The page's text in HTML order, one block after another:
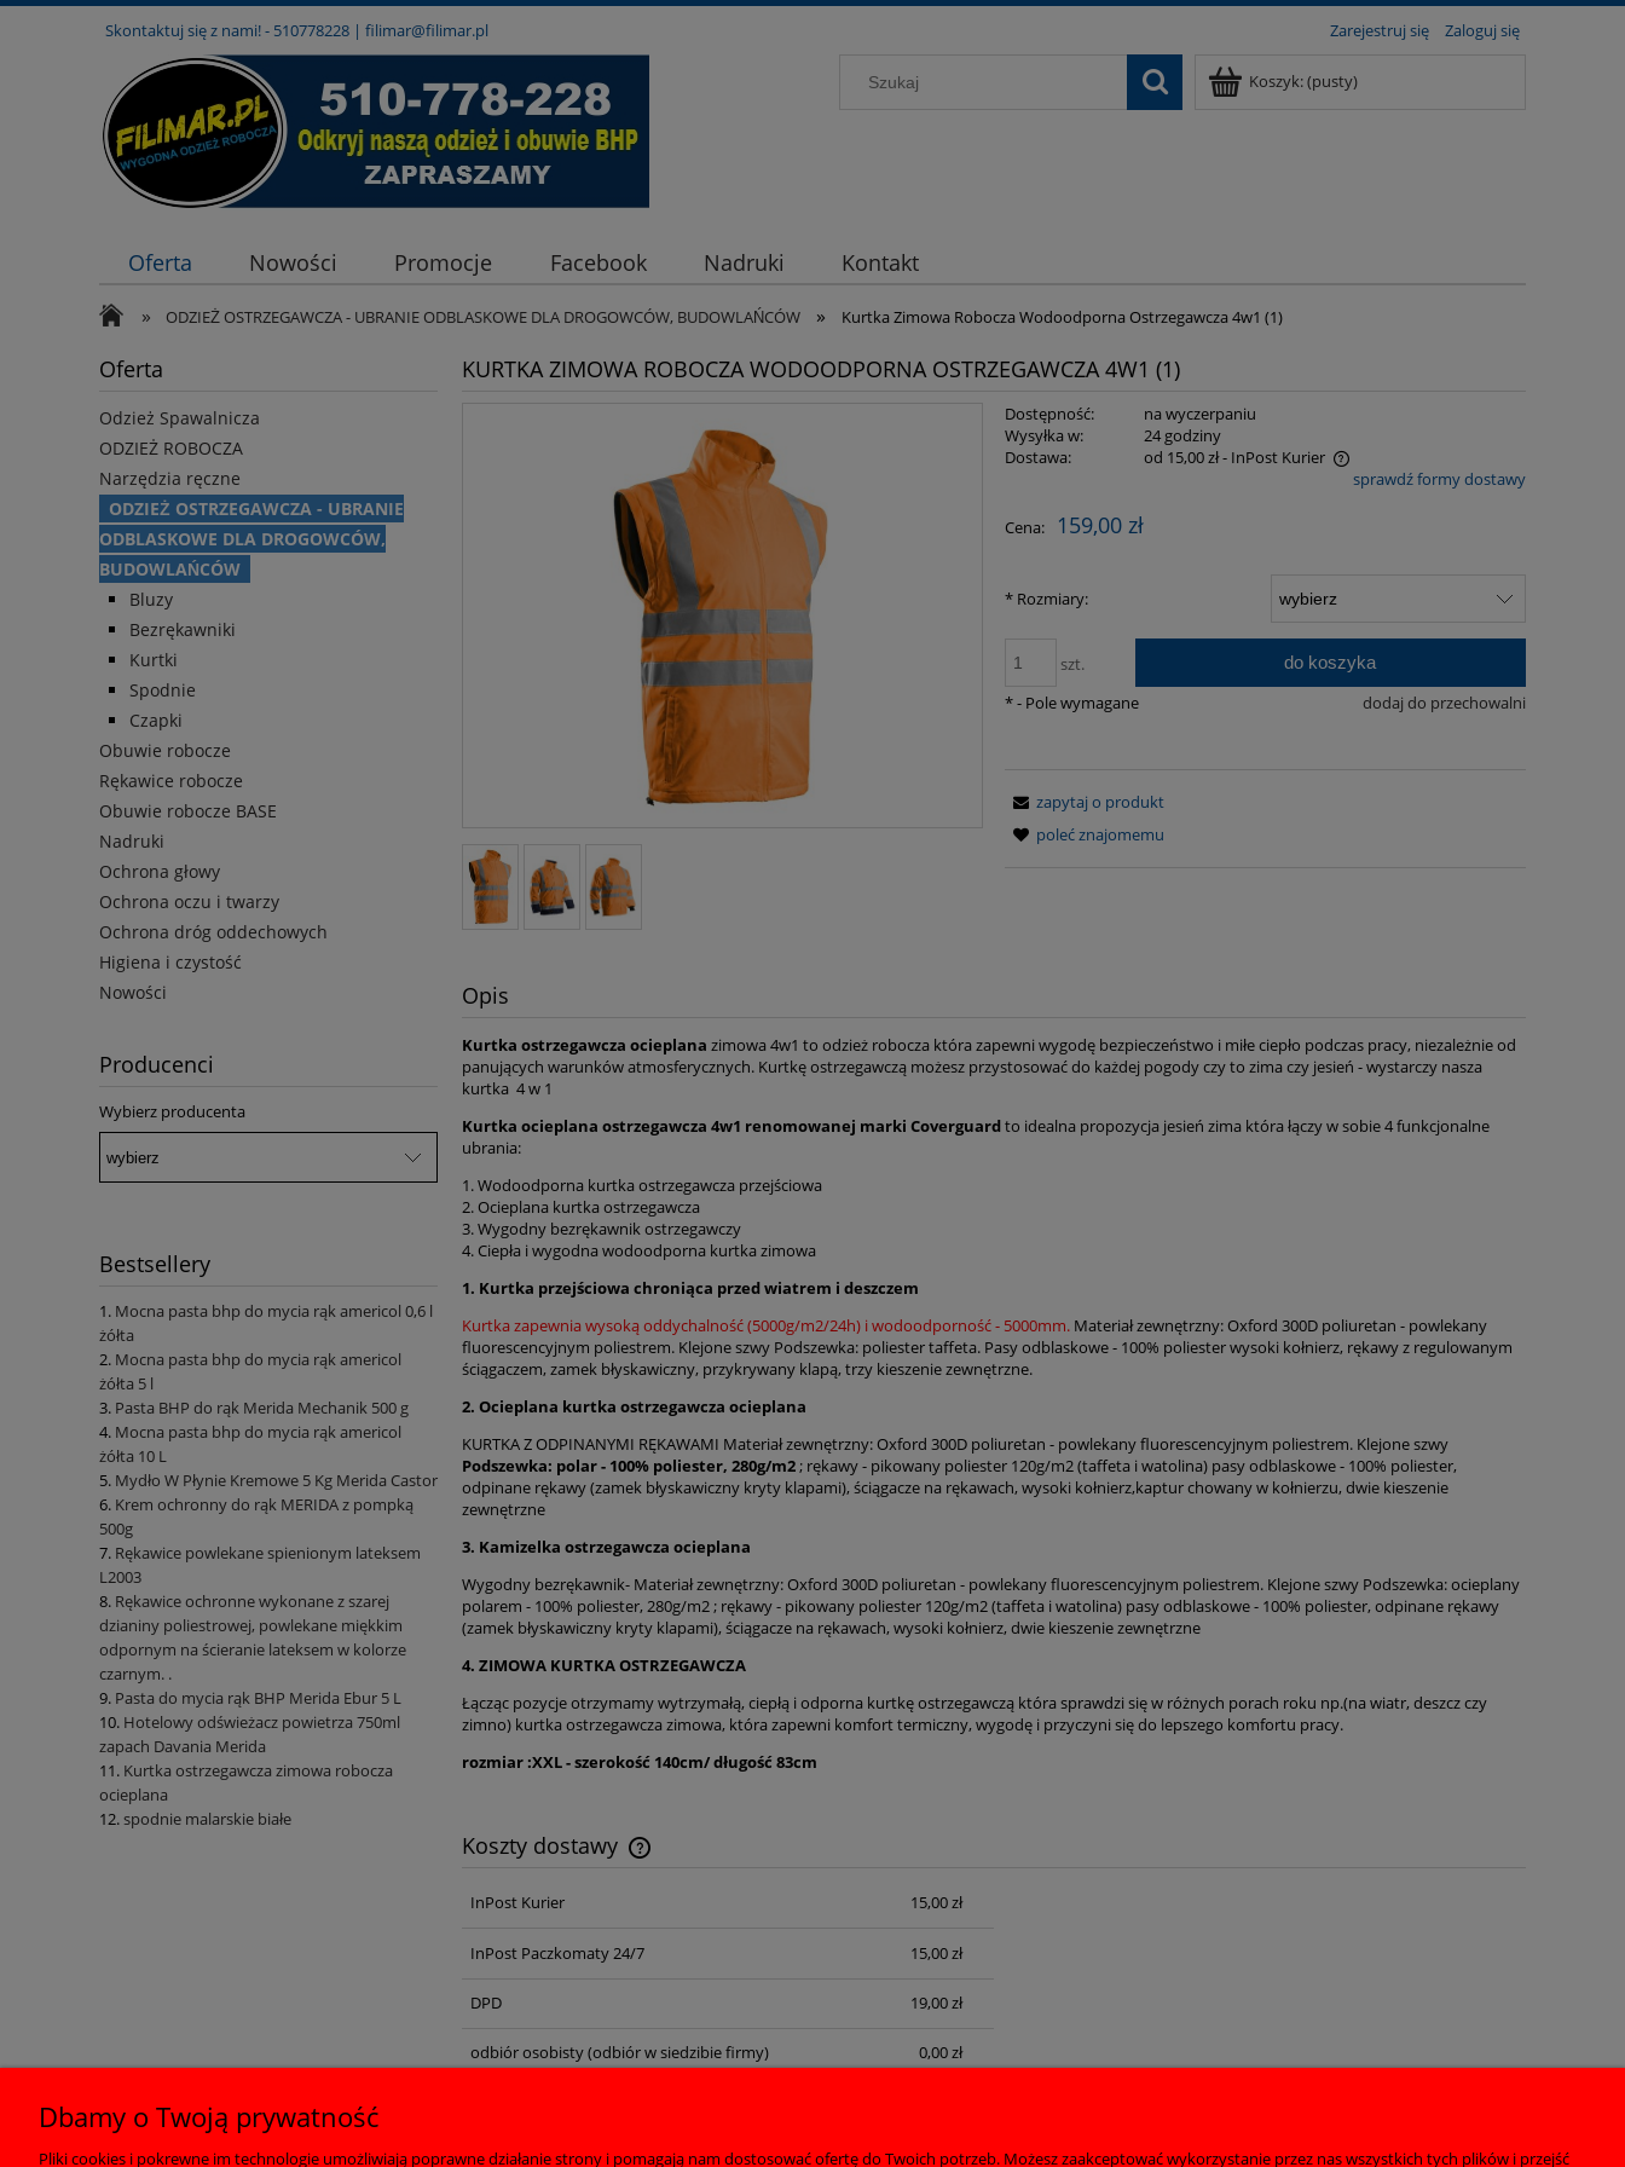
Skontaktuj się z nami! - 510778228 | filimar@filimar.pl Zarejestruj się Zaloguj się
Koszyk:(pusty)
Oferta Nowości Promocje Facebook Nadruki Kontakt
» ODZIEŻ OSTRZEGAWCZA - UBRANIE ODBLASKOWE DLA DROGOWCÓW, BUDOWLAŃCÓW » Kurtka Zimowa Robocza Wodoodporna Ostrzegawcza 4w1 (1)
Oferta
Odzież Spawalnicza
ODZIEŻ ROBOCZA
Narzędzia ręczne
ODZIEŻ OSTRZEGAWCZA - UBRANIE
ODBLASKOWE DLA DROGOWCÓW,
BUDOWLAŃCÓW
Bluzy
Bezrękawniki
Kurtki
Spodnie
Czapki
Obuwie robocze
Rękawice robocze
Obuwie robocze BASE
Nadruki
Ochrona głowy
Ochrona oczu i twarzy
Ochrona dróg oddechowych
Higiena i czystość
Nowości
Producenci
Wybierz producenta
Bestsellery
Mocna pasta bhp do mycia rąk americol 0,6 l
żółta
Mocna pasta bhp do mycia rąk americol
żółta 5 l
Pasta BHP do rąk Merida Mechanik 500 g
Mocna pasta bhp do mycia rąk americol
żółta 10 L
Mydło W Płynie Kremowe 5 Kg Merida Castor
Krem ochronny do rąk MERIDA z pompką
500g
Rękawice powlekane spienionym lateksem
L2003
Rękawice ochronne wykonane z szarej
dzianiny poliestrowej, powlekane miękkim
odpornym na ścieranie lateksem w kolorze
czarnym. .
Pasta do mycia rąk BHP Merida Ebur 5 L
Hotelowy odświeżacz powietrza 750ml
zapach Davania Merida
Kurtka ostrzegawcza zimowa robocza
ocieplana
spodnie malarskie białe
KURTKA ZIMOWA ROBOCZA WODOODPORNA OSTRZEGAWCZA 4W1 (1)
Dostępność:
na wyczerpaniu
Wysyłka w:
24 godziny
Dostawa:
od 15,00 zł- InPost Kurier
płatności
sprawdź formy dostawy
Cena: 159,00 zł
* Rozmiary:
szt. do koszyka
dodaj do przechowalni
*- Pole wymagane
zapytaj o produkt
poleć znajomemu
Opis
Kurtka ostrzegawcza ocieplana zimowa 4w1 to odzież robocza która zapewni wygodę bezpieczeństwo i miłe ciepło podczas pracy, niezależnie od
panujących warunków atmosferycznych. Kurtkę ostrzegawczą możesz przystosować do każdej pogody czy to zima czy jesień - wystarczy nasza
kurtka 4 w 1
Kurtka ocieplana ostrzegawcza 4w1 renomowanej marki Coverguardto idealna propozycja jesień zima która łączy w sobie 4 funkcjonalne
ubrania:
1. Wodoodporna kurtka ostrzegawcza przejściowa
2. Ocieplana kurtka ostrzegawcza
3. Wygodny bezrękawnik ostrzegawczy
4. Ciepła i wygodna wodoodporna kurtka zimowa
1. Kurtka przejściowa chroniąca przed wiatrem i deszczem
Kurtka zapewnia wysoką oddychalność (5000g/m2/24h) i wodoodporność - 5000mm. Materiał zewnętrzny: Oxford 300D poliuretan - powlekany
fluorescencyjnym poliestrem. Klejone szwy Podszewka: poliester taffeta. Pasy odblaskowe - 100% poliester wysoki kołnierz, rękawy z regulowanym
ściągaczem, zamek błyskawiczny, przykrywany klapą, trzy kieszenie zewnętrzne.
2. Ocieplana kurtka ostrzegawcza ocieplana
KURTKA Z ODPINANYMI RĘKAWAMI Materiał zewnętrzny: Oxford 300D poliuretan - powlekany fluorescencyjnym poliestrem. Klejone szwy
Podszewka: polar - 100% poliester, 280g/m2; rękawy - pikowany poliester 120g/m2 (taffeta i watolina) pasy odblaskowe - 100% poliester,
odpinane rękawy (zamek błyskawiczny kryty klapami), ściągacze na rękawach, wysoki kołnierz,kaptur chowany w kołnierzu, dwie kieszenie
zewnętrzne
3. Kamizelka ostrzegawcza ocieplana
Wygodny bezrękawnik- Materiał zewnętrzny: Oxford 300D poliuretan - powlekany fluorescencyjnym poliestrem. Klejone szwy Podszewka: ocieplany
polarem - 100% poliester, 280g/m2 ; rękawy - pikowany poliester 120g/m2 (taffeta i watolina) pasy odblaskowe - 100% poliester, odpinane rękawy
(zamek błyskawiczny kryty klapami), ściągacze na rękawach, wysoki kołnierz, dwie kieszenie zewnętrzne
4. ZIMOWA KURTKA OSTRZEGAWCZA
Łącząc pozycje otrzymamy wytrzymałą, ciepłą i odporna kurtkę ostrzegawczą która sprawdzi się w różnych porach roku np.(na wiatr, deszcz czy
zimno) kurtka ostrzegawcza zimowa, która zapewni komfort termiczny, wygodę i przyczyni się do lepszego komfortu pracy.
rozmiar :XXL - szerokość 140cm/ długość 83cm
Koszty dostawy
Cena nie zawiera ewentualnych kosztów
InPost Kurier 15,00 zł
InPost Paczkomaty 24/7 15,00 zł
DPD 19,00 zł
odbiór osobisty(odbiór w siedzibie firmy) 0,00 zł
Dbamy o Twoją prywatność
Pliki cookies i pokrewne im technologie umożliwiają poprawne działanie strony i pomagają nam dostosować ofertę do Twoich potrzeb. Możesz zaakceptować wykorzystanie przez nas wszystkich tych plików i przejść